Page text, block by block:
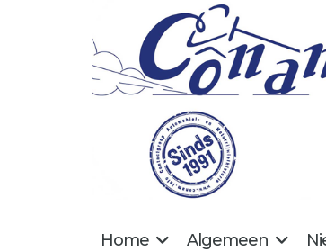
Home Algemeen